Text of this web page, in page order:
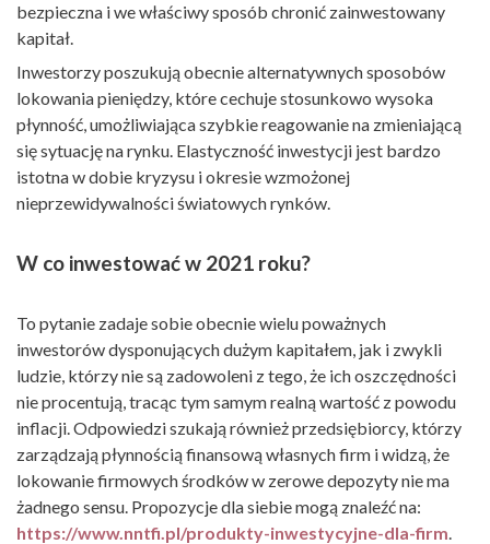
bezpieczna i we właściwy sposób chronić zainwestowany
kapitał.
Inwestorzy poszukują obecnie alternatywnych sposobów
lokowania pieniędzy, które cechuje stosunkowo wysoka
płynność, umożliwiająca szybkie reagowanie na zmieniającą
się sytuację na rynku. Elastyczność inwestycji jest bardzo
istotna w dobie kryzysu i okresie wzmożonej
nieprzewidywalności światowych rynków.
W co inwestować w 2021 roku?
To pytanie zadaje sobie obecnie wielu poważnych
inwestorów dysponujących dużym kapitałem, jak i zwykli
ludzie, którzy nie są zadowoleni z tego, że ich oszczędności
nie procentują, tracąc tym samym realną wartość z powodu
inflacji. Odpowiedzi szukają również przedsiębiorcy, którzy
zarządzają płynnością finansową własnych firm i widzą, że
lokowanie firmowych środków w zerowe depozyty nie ma
żadnego sensu. Propozycje dla siebie mogą znaleźć na:
https://www.nntfi.pl/produkty-inwestycyjne-dla-firm.